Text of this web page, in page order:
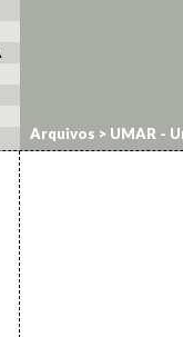
Arquivos > UMAR -
Violência de Género